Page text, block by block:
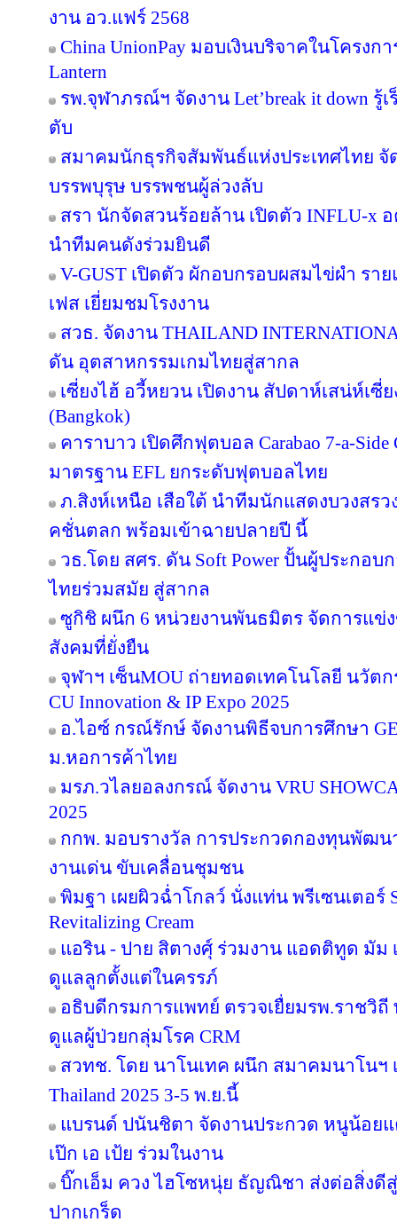
งาน อว.แฟร์ 2568
China UnionPay มอบเงินบริจาคในโครงกา
Lantern
รพ.จุฬาภรณ์ฯ จัดงาน Let’break it down รู้
ตับ
สมาคมนักธุรกิจสัมพันธ์แห่งประเทศไทย
บรรพบุรุษ บรรพชนผู้ล่วงลับ
สรา นักจัดสวนร้อยล้าน เปิดตัว INFLU-x
นำทีมคนดังร่วมยินดี
V-GUST เปิดตัว ผักอบกรอบผสมไข่ผำ รา
เฟส เยี่ยมชมโรงงาน
สวธ. จัดงาน THAILAND
ดัน อุตสาหกรรมเกมไทยสู่สากล
เซี่ยงไฮ้ อวี้หยวน เปิดงาน สัปดาห์เสน่ห์เซี่ย
(Bangkok)
คาราบาว เปิดศึกฟุตบอล Carabao 7-a-
มาตรฐาน EFL ยกระดับฟุตบอลไทย
ภ.สิงห์เหนือ เสือใต้ นำทีมนักแสดงบวงสร
คชั่นตลก พร้อมเข้าฉายปลายปี นี้
วธ.โดย สศร. ดัน Soft Power ปั้นผู้ประกอ
ไทยร่วมสมัย สู่สากล
ซูกิชิ ผนึก 6 หน่วยงานพันธมิตร จัดการแ
สังคมที่ยั่งยืน
จุฬาฯ เซ็นMOU ถ่ายทอดเทคโนโลยี นวัต
CU Innovation & IP Expo 2025
อ.ไอซ์ กรณ์รักษ์ จัดงานพิธีจบการศึกษา
ม.หอการค้าไทย
มรภ.วไลยอลงกรณ์ จัดงาน VRU
2025
กกพ. มอบรางวัล การประกวดกองทุนพัฒน
งานเด่น ขับเคลื่อนชุมชน
พิมฐา เผยผิวฉ่ำโกลว์ นั่งแท่น พรีเซนเตอร์
Revitalizing Cream
แอริน - ปาย สิตางศุ์ ร่วมงาน แอดติทูด มัม
ดูแลลูกตั้งแต่ในครรภ์
อธิบดีกรมการแพทย์ ตรวจเยื่ยมรพ.ราชวิ
ดูแลผู้ป่วยกลุ่มโรค CRM
สวทช. โดย นาโนเทค ผนึก สมาคมนาโนฯ
Thailand 2025 3-5 พ.ย.นี้
แบรนด์ ปนันชิตา จัดงานประกวด หนูน้อยแ
เป๊ก เอ เป้ย ร่วมในงาน
บิ๊กเอ็ม ควง ไฮโซหนุ่ย ธัญณิชา ส่งต่อสิ่งดี
ปากเกร็ด